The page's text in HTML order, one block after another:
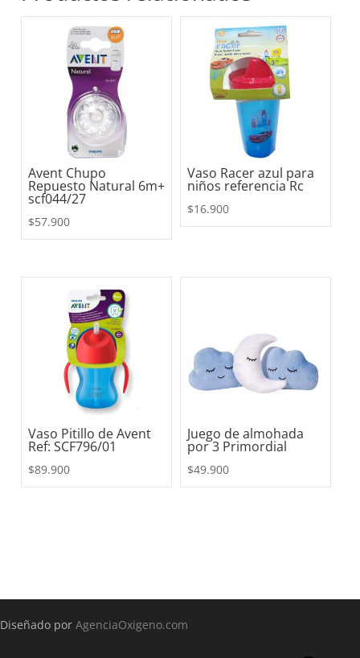
Avent Chupo
Repuesto Natural 6m+
scf044/27
$57.900
Vaso Racer azul para
niños referencia Rc
$16.900
Vaso Pitillo de Avent
Ref: SCF796/01
$89.900
Juego de almohada
por 3 Primordial
$49.900
Diseñado por AgenciaOxigeno.com